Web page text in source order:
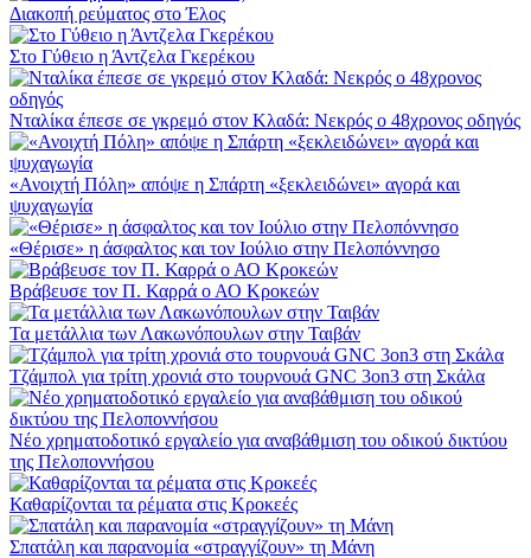
Διακοπή ρεύματος στο Έλος
Στο Γύθειο η Άντζελα Γκερέκου
Νταλίκα έπεσε σε γκρεμό στον Κλαδά: Νεκρός ο 48χρονος οδηγός
«Ανοιχτή Πόλη» απόψε η Σπάρτη «ξεκλειδώνει» αγορά και
ψυχαγωγία
«Θέρισε» η άσφαλτος και τον Ιούλιο στην Πελοπόννησο
Βράβευσε τον Π. Καρρά ο ΑΟ Κροκεών
Τα μετάλλια των Λακωνόπουλων στην Ταιβάν
Τζάμπολ για τρίτη χρονιά στο τουρνουά GNC 3on3 στη Σκάλα
Νέο χρηματοδοτικό εργαλείο για αναβάθμιση του οδικού δικτύου
της Πελοποννήσου
Καθαρίζονται τα ρέματα στις Κροκεές
Σπατάλη και παρανομία «στραγγίζουν» τη Μάνη